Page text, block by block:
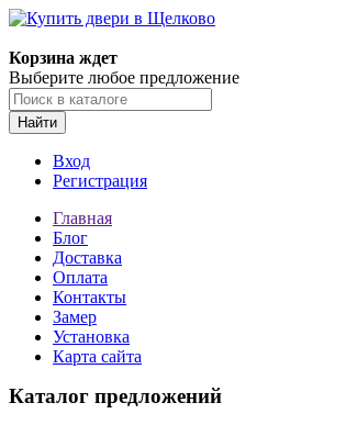
Корзина ждет
Выберите любое предложение
Найти
Вход
Регистрация
Главная
Блог
Доставка
Оплата
Контакты
Замер
Установка
Карта сайта
Каталог предложений